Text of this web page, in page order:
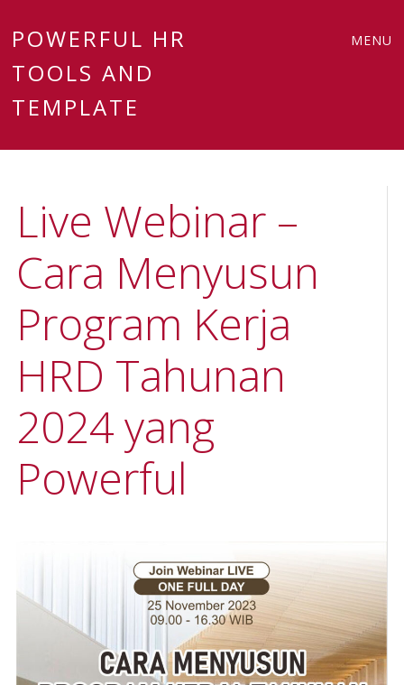
POWERFUL HR
TOOLS AND
TEMPLATE
MENU
Live Webinar –
Cara Menyusun
Program Kerja
HRD Tahunan
2024 yang
Powerful